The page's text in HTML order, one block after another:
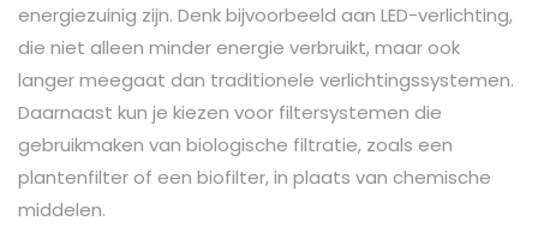
energiezuinig zijn. Denk bijvoorbeeld aan LED-verlichting,
die niet alleen minder energie verbruikt, maar ook
langer meegaat dan traditionele verlichtingssystemen.
Daarnaast kun je kiezen voor filtersystemen die
gebruikmaken van biologische filtratie, zoals een
plantenfilter of een biofilter, in plaats van chemische
middelen.